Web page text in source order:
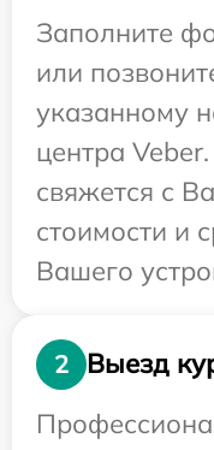
Заполните
или
указанному
центра
свяжется с
стоимости и
Вашего
2
Выезд